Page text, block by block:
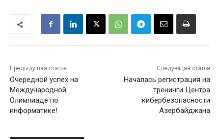
Предыдущая статья
Очередной успех на
Международной
Олимпиаде по
информатике!
Следующая статья
Началась регистрация на
тренинги Центра
кибербезопасности
Азербайджана